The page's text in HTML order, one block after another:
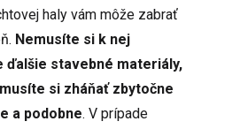
haly vám môže zabrať
Nemusíte si k nej
ďalšie stavebné materiály,
si zháňať zbytočne
a podobne. V prípade